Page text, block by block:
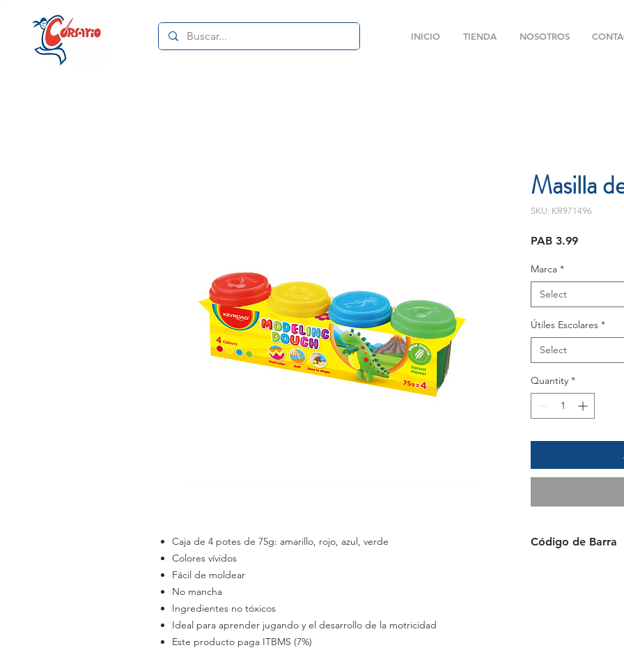
INICIO TIENDA NOSOTROS
Caja de 4 potes de 75g: amarillo, rojo, azul, verde
Colores vívidos
Fácil de moldear
No mancha
Ingredientes no tóxicos
Ideal para aprender jugando y el desarrollo de la motricidad
Este producto paga ITBMS (7%)
Masilla
SKU: KR971496
PAB 3.99Price
Marca *
Select
Útiles Escolares *
Select
Quantity *
Código de Barra